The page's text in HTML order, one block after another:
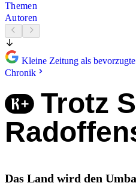
Themen
Autoren
Kleine Zeitung als
Chronik
Trotz
Das Land wird den